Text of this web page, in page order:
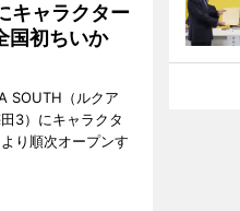
キャラクター
初ちいか
SOUTH（ルクア
3）にキャラクタ
り順次オープンす